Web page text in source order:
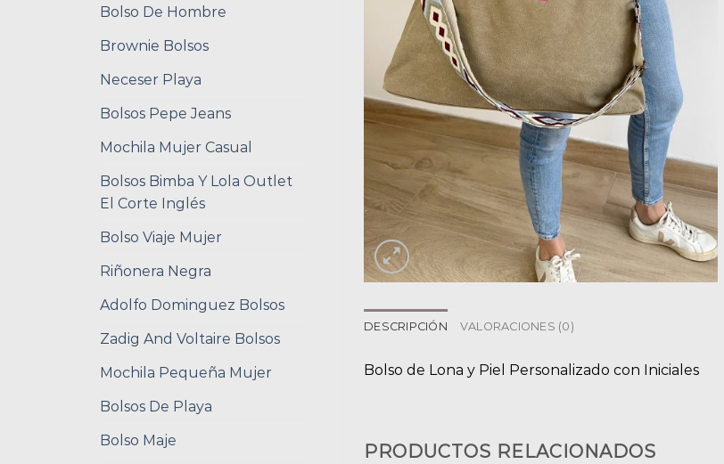
Bolso De Hombre
Brownie Bolsos
Neceser Playa
Bolsos Pepe Jeans
Mochila Mujer Casual
Bolsos Bimba Y Lola Outlet
El Corte Inglés
Bolso Viaje Mujer
Riñonera Negra
Adolfo Dominguez Bolsos
Zadig And Voltaire Bolsos
Mochila Pequeña Mujer
Bolsos De Playa
Bolso Maje
DESCRIPCIÓN VALORACIONES (0)
Bolso de Lona y Piel Personalizado con Iniciales
PRODUCTOS RELACIONADOS